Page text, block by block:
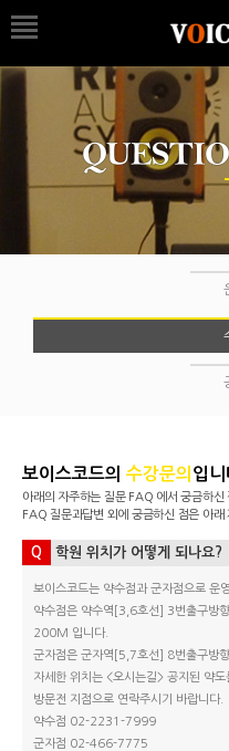
보이스코드의 수강문의 입니
아래의 자주하는 질문 FAQ 에서 궁금하신
FAQ 질문과답변 외에 궁금하신 점은 아래
Q 학원 위치가 어떻게 되나요?
보이스코드는 약수점과 군자점으로 운
약수점은 약수역[3,6호선] 3번출구방
200M 입니다.
군자점은 군자역[5,7호선] 8번출구방
자세한 위치는 <오시는길> 공지된 약도
방문전 지점으로 연락주시기 바랍니다.
약수점 02-2231-7999
군자점 02-466-7775